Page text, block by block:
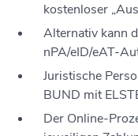
kostenloser
Alternativ kann
nPA/eID/eAT-
Juristische
BUND mit
Der Online-